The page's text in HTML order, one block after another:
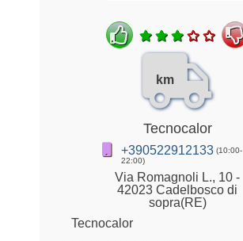
km
Tecnocalor
+390522912133 (10:00-
22:00)
Via Romagnoli L., 10 -
42023 Cadelbosco di
sopra(RE)
Tecnocalor